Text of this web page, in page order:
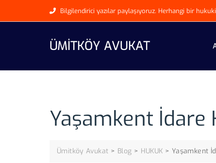
Bilgilendirici yazılar paylaşıyoruz. Herhangi bir
ÜMITKÖY AVUKAT
Yaşamkent İdare
Ümitköy Avukat > Blog > HUKUK > Yaşamkent